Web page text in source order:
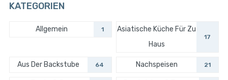
KATEGORIEN
Allgemein 1
Asiatische Küche Für Zu
Haus
17
Aus Der Backstube 64 Nachspeisen 21